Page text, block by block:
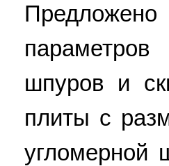
шпуров и
плиты с
угломерной